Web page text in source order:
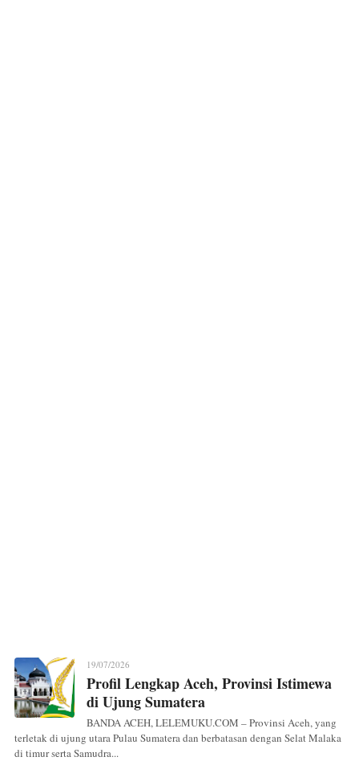
19/07/2026
Profil Lengkap Aceh, Provinsi Istimewa
di Ujung Sumatera
BANDA ACEH, LELEMUKU.COM – Provinsi Aceh, yang
terletak di ujung utara Pulau Sumatera dan berbatasan dengan Selat Malaka
di timur serta Samudra...